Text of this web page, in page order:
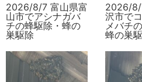
2026/8/7 富山県富
山市でアシナガバ
チの蜂駆除・蜂の
巣駆除
2026/8/
沢市で
メバチ
蜂の巣